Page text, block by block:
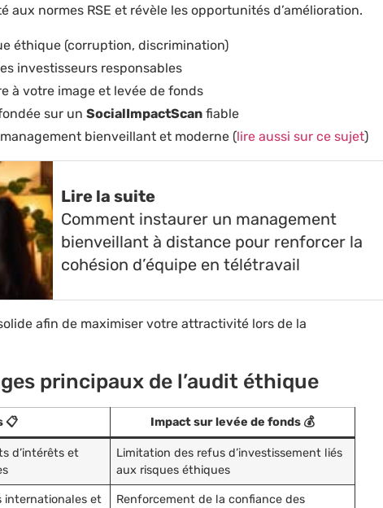
normes RSE et révèle les opportunités d’amélioration.
éthique (corruption, discrimination)
investisseurs responsables
à votre image et levée de fonds
sur un SocialImpactScan fiable
bienveillant et moderne (lire aussi sur ce sujet)
Lire la suite
Comment instaurer un management
bienveillant à distance pour renforcer la
cohésion d’équipe en télétravail
afin de maximiser votre attractivité lors de la
principaux de l’audit éthique
📋 Impact sur levée de fonds 💰
d’intérêts et
Limitation des refus d’investissement liés
aux risques éthiques
internationales et
Renforcement de la confiance des